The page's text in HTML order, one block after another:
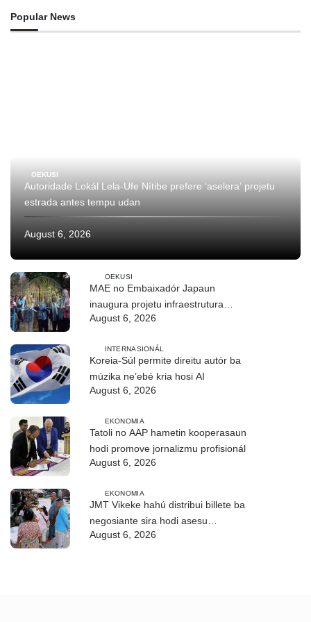
Popular News
OEKUSI
Autoridade Lokál Lela-Ufe Nítibe prefere ‘aselera’ projetu
estrada antes tempu udan
August 6, 2026
OEKUSI
MAE no Embaixadór Japaun
inaugura projetu infraestrutura
CIREP 12 iha Nítibe
August 6, 2026
INTERNASIONÁL
Koreia-Súl permite direitu autór ba
múzika ne’ebé kria hosi AI
August 6, 2026
EKONOMIA
Tatoli no AAP hametin kooperasaun
hodi promove jornalizmu profisionál
August 6, 2026
EKONOMIA
JMT Vikeke hahú distribui billete ba
negosiante sira hodi asesu
August 6, 2026